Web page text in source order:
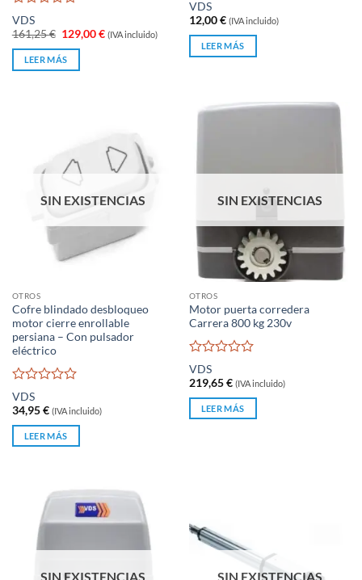
Valorado
con
0
5
VDS
161,25€ El
precio
original
era:
161,25 €.
129,00€El
precio
(IVA incluido)
LEER MÁS
Valorado
con
0
5
VDS
12,00€ (IVA incluido)
LEER MÁS
SIN EXISTENCIAS
OTROS
Cofre blindado desbloqueo
motor cierre enrollable
persiana – Con pulsador
eléctrico
Valorado
con
0
5
VDS
34,95€ (IVA incluido)
LEER MÁS
SIN EXISTENCIAS
OTROS
Motor puerta corredera
Carrera 800 kg 230v
Valorado
con
0
5
VDS
219,65€ (IVA incluido)
LEER MÁS
SIN EXISTENCIAS SIN EXISTENCIAS